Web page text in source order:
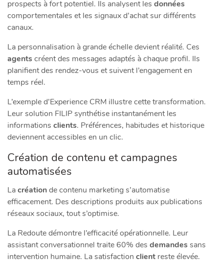
prospects à fort potentiel. Ils analysent les données
comportementales et les signaux d’achat sur différents
canaux.
La personnalisation à grande échelle devient réalité. Ces
agentscréent des messages adaptés à chaque profil. Ils
planifient des rendez-vous et suivent l’engagement en
temps réel.
L’exemple d’Experience CRM illustre cette transformation.
Leur solution FILIP synthétise instantanément les
informations clients. Préférences, habitudes et historique
deviennent accessibles en un clic.
Création de contenu et campagnes
automatisées
Lacréationde contenu marketing s’automatise
efficacement. Des descriptions produits aux publications
réseaux sociaux, tout s’optimise.
La Redoute démontre l’efficacité opérationnelle. Leur
assistant conversationnel traite 60% des demandessans
intervention humaine. La satisfaction client reste élevée.